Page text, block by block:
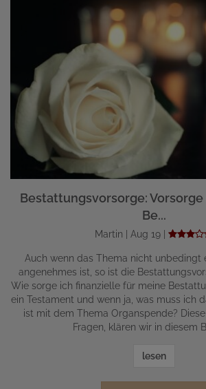
Bestattungsvorsorge: Vorsorge
Be...
Martin | Aug 19 |
Auch wenn das Thema nicht unbedingt
angenehmes ist, so ist die
Wie sorge ich finanzielle für meine
ein Testament und wenn ja, was muss ich
ist mit dem Thema Organspende?
Fragen, klären wir in diesem
lesen